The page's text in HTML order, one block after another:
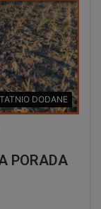
DODANE
PORADA